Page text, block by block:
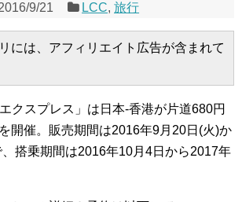
9/21 LCC,旅行
には、アフィリエイト広告が含まれて
クスプレス」は日本-香港が片道680円
開催。販売期間は2016年9月20日(火)か
搭乗期間は2016年10月4日から2017年